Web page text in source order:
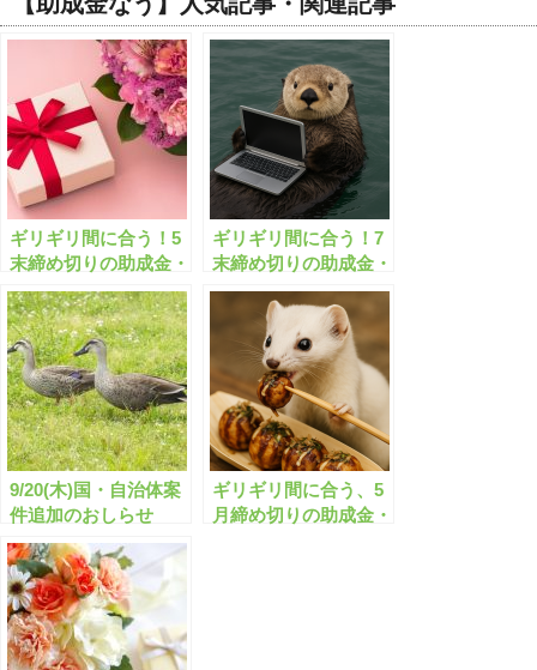
ギリギリ間に合う！5
末締め切りの助成金・
補助金「全573件」は
こちら！【有料会員限
定】
ギリギリ間に合う！7
末締め切りの助成金・
補助金「全496件」は
こちら！【有料会員限
9/20(木)国・自治体案
件追加のおしらせ
ギリギリ間に合う、5
月締め切りの助成金・